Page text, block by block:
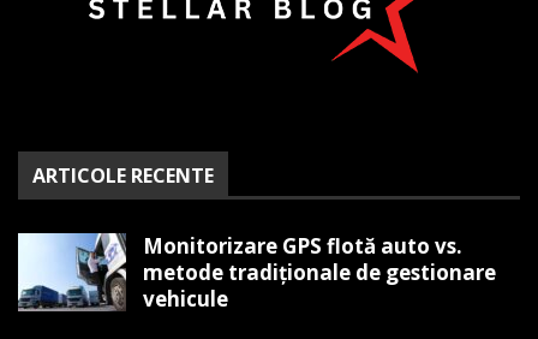
ARTICOLE RECENTE
Monitorizare GPS flotă auto vs.
metode tradiționale de gestionare
vehicule